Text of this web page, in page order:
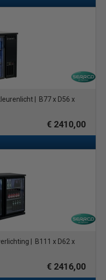
| B77 x D56 x
€ 2410,00
| B111 x D62 x
€ 2416,00